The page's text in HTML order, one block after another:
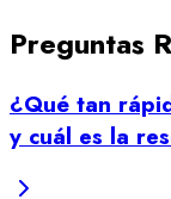
Preguntas
¿Qué tan
y cuál es la